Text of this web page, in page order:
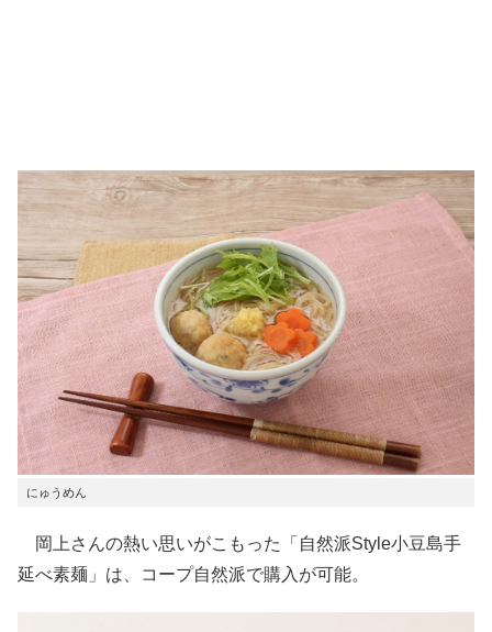
にゅうめん
岡上さんの熱い思いがこもった「自然派Style小豆島手
延べ素麺」は、コープ自然派で購入が可能。